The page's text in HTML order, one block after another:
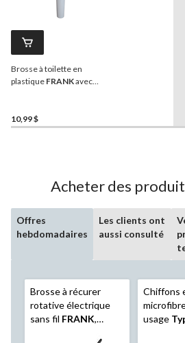
Brosse à toilette en
plastique FRANKavec
10,99 $
Acheter des
Offres
hebdomadaires
Les clients ont
aussi consulté
Brosse à récurer
rotative électrique
sans fil FRANK,
Chiffons
usage